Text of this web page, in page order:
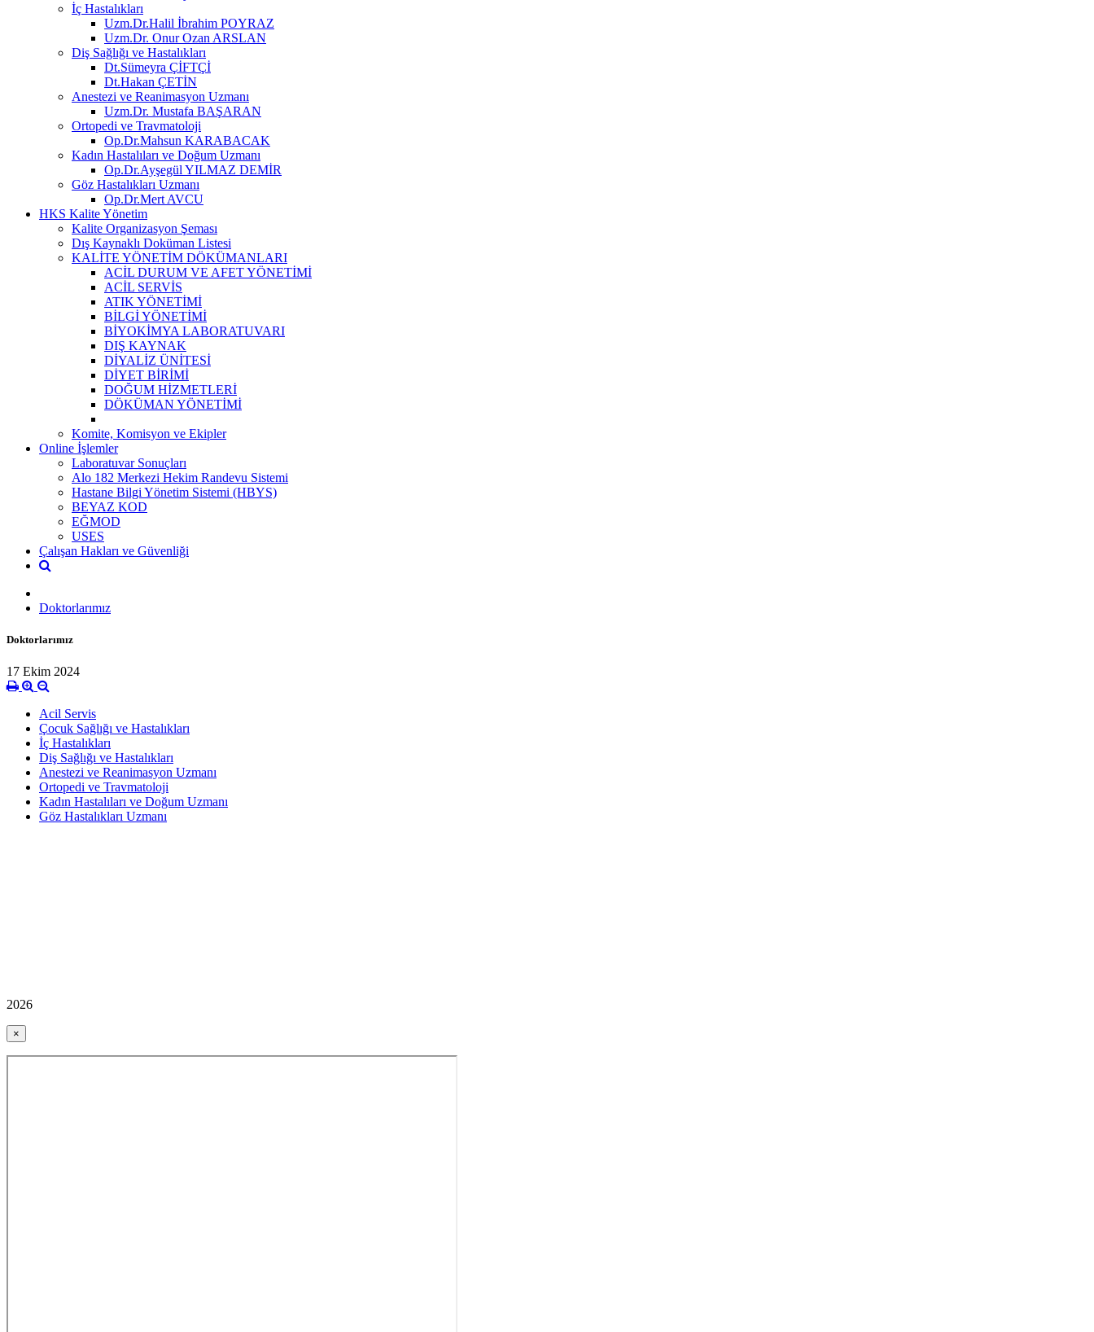
İç Hastalıkları
Uzm.Dr.Halil İbrahim POYRAZ
Uzm.Dr. Onur Ozan ARSLAN
Diş Sağlığı ve Hastalıkları
Dt.Sümeyra ÇİFTÇİ
Dt.Hakan ÇETİN
Anestezi ve Reanimasyon Uzmanı
Uzm.Dr. Mustafa BAŞARAN
Ortopedi ve Travmatoloji
Op.Dr.Mahsun KARABACAK
Kadın Hastalıları ve Doğum Uzmanı
Op.Dr.Ayşegül YILMAZ DEMİR
Göz Hastalıkları Uzmanı
Op.Dr.Mert AVCU
HKS Kalite Yönetim
Kalite Organizasyon Şeması
Dış Kaynaklı Doküman Listesi
KALİTE YÖNETİM DÖKÜMANLARI
ACİL DURUM VE AFET YÖNETİMİ
ACİL SERVİS
ATIK YÖNETİMİ
BİLGİ YÖNETİMİ
BİYOKİMYA LABORATUVARI
DIŞ KAYNAK
DİYALİZ ÜNİTESİ
DİYET BİRİMİ
DOĞUM HİZMETLERİ
DÖKÜMAN YÖNETİMİ
Komite, Komisyon ve Ekipler
Online İşlemler
Laboratuvar Sonuçları
Alo 182 Merkezi Hekim Randevu Sistemi
Hastane Bilgi Yönetim Sistemi (HBYS)
BEYAZ KOD
EĞMOD
USES
Çalışan Hakları ve Güvenliği
Doktorlarımız
Doktorlarımız
17 Ekim 2024
Acil Servis
Çocuk Sağlığı ve Hastalıkları
İç Hastalıkları
Diş Sağlığı ve Hastalıkları
Anestezi ve Reanimasyon Uzmanı
Ortopedi ve Travmatoloji
Kadın Hastalıları ve Doğum Uzmanı
Göz Hastalıkları Uzmanı
2026
×